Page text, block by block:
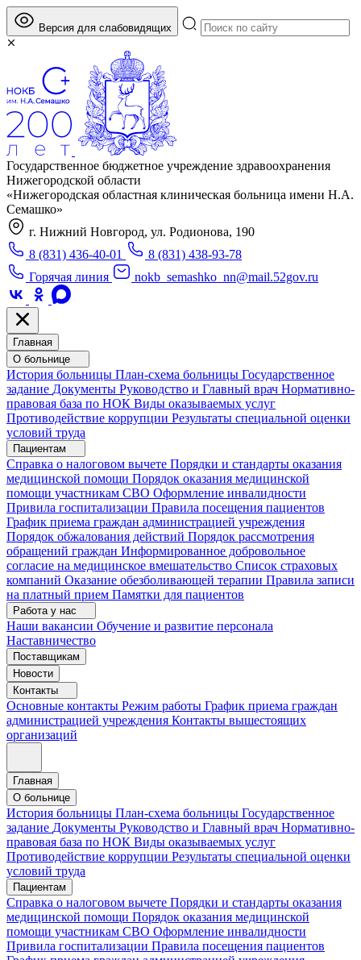
Версия для слабовидящих
Государственное бюджетное учреждение здравоохранения
Нижегородской области
«Нижегородская областная клиническая больница имени Н.А.
Семашко»
г. Нижний Новгород, ул. Родионова, 190
8 (831) 436-40-01
8 (831) 438-93-78
Горячая линия
nokb_semashko_nn@mail.52gov.ru
Главная
О больнице
История больницы План-схема больницы Государственное
задание Документы Руководство и Главный врач Нормативно-
правовая база по НОК Виды оказываемых услуг
Противодействие коррупции Результаты специальной оценки
условий труда
Пациентам
Справка о налоговом вычете Порядки и стандарты оказания
медицинской помощи Порядок оказания медицинской
помощи участникам СВО Оформление инвалидности
Привила госпитализации Правила посещения пациентов
График приема граждан администрацией учреждения
Порядок обжалования действий Порядок рассмотрения
обращений граждан Информированное добровольное
согласие на медицинское вмешательство Список страховых
компаний Оказание обезболивающей терапии Правила записи
на платный прием Памятки для пациентов
Работа у нас
Наши вакансии Обучение и развитие персонала
Наставничество
Поставщикам
Новости
Контакты
Основные контакты Режим работы График приема граждан
администрацией учреждения Контакты вышестоящих
организаций
Главная
О больнице
История больницы План-схема больницы Государственное
задание Документы Руководство и Главный врач Нормативно-
правовая база по НОК Виды оказываемых услуг
Противодействие коррупции Результаты специальной оценки
условий труда
Пациентам
Справка о налоговом вычете Порядки и стандарты оказания
медицинской помощи Порядок оказания медицинской
помощи участникам СВО Оформление инвалидности
Привила госпитализации Правила посещения пациентов